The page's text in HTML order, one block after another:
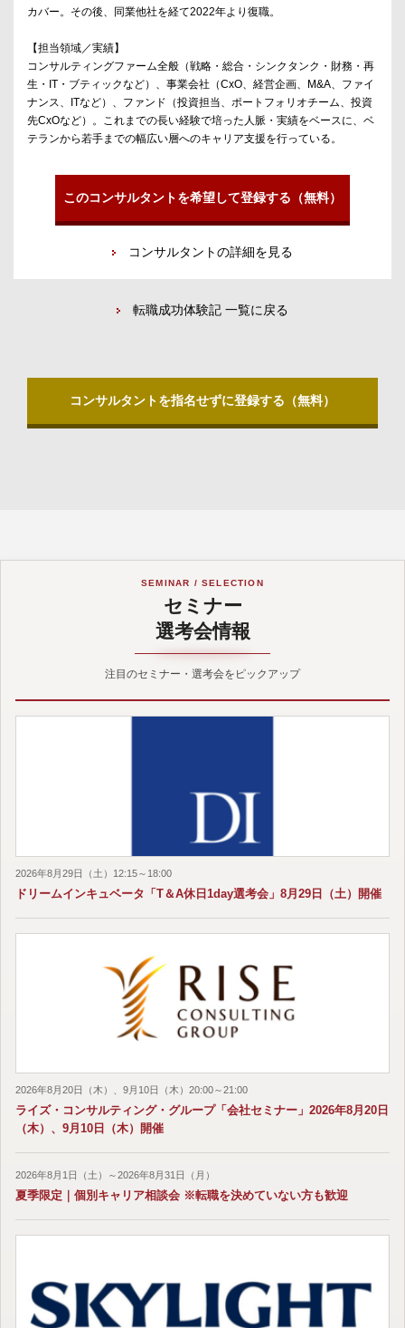
カバー。その後、同業他社を経て2022年より復職。
【担当領域／実績】
コンサルティングファーム全般（戦略・総合・シンクタンク・財務・再
生・IT・ブティックなど）、事業会社（CxO、経営企画、M&A、ファイ
ナンス、ITなど）、ファンド（投資担当、ポートフォリオチーム、投資
先CxOなど）。これまでの長い経験で培った人脈・実績をベースに、ベ
テランから若手までの幅広い層へのキャリア支援を行っている。
このコンサルタントを希望して登録する（無料）
コンサルタントの詳細を見る
転職成功体験記 一覧に戻る
コンサルタントを指名せずに登録する（無料）
SEMINAR / SELECTION
セミナー
選考会情報
注目のセミナー・選考会をピックアップ
2026年8月29日（土）12:15～18:00
ドリームインキュベータ「T＆A休日1day選考会」8月29日（土）開催
2026年8月20日（木）、9月10日（木）20:00～21:00
ライズ・コンサルティング・グループ「会社セミナー」2026年8月20日
（木）、9月10日（木）開催
2026年8月1日（土）～2026年8月31日（月）
夏季限定｜個別キャリア相談会 ※転職を決めていない方も歓迎